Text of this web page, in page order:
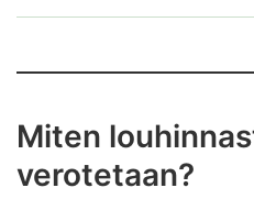
A:ta hintaan 5 e/kappale.
verkkokaupasta yhteensä
tavaroita, jotka hän
Maksun hetkellä
Miten
verotetaan?